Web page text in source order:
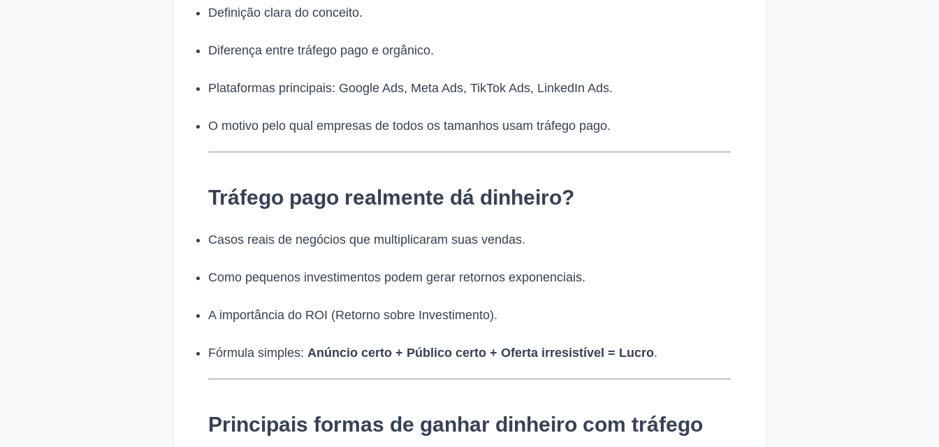
Definição clara do conceito.
Diferença entre tráfego pago e orgânico.
Plataformas principais: Google Ads, Meta Ads, TikTok Ads, LinkedIn Ads.
O motivo pelo qual empresas de todos os tamanhos usam tráfego pago.
Tráfego pago realmente dá dinheiro?
Casos reais de negócios que multiplicaram suas vendas.
Como pequenos investimentos podem gerar retornos exponenciais.
A importância do ROI (Retorno sobre Investimento).
Fórmula simples: Anúncio certo + Público certo + Oferta irresistível = Lucro.
Principais formas de ganhar dinheiro com tráfego